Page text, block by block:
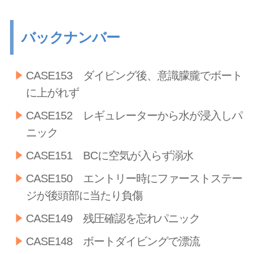
バックナンバー
CASE153 ダイビング後、意識朦朧でボート
に上がれず
CASE152 レギュレーターから水が浸入しパ
ニック
CASE151 BCに空気が入らず溺水
CASE150 エントリー時にファーストステー
ジが後頭部に当たり負傷
CASE149 残圧確認を忘れパニック
CASE148 ボートダイビングで漂流